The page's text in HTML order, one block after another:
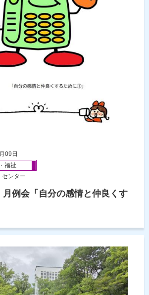
09日
福祉
センター
例会「自分の感情と仲良くす